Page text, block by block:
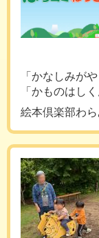
「かなしみが
「かものはし
絵本倶楽部わ